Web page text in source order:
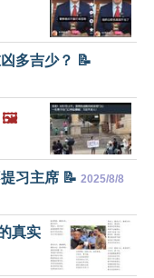
多吉少？ 📝
🖼️
习主席 📝 2025/8/8
真实